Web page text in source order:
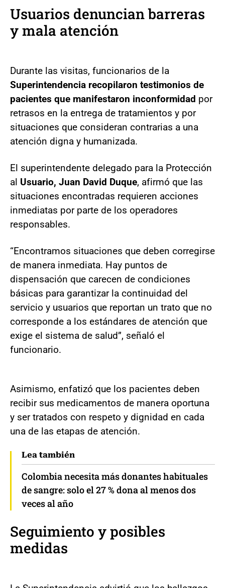
Usuarios denuncian barreras
y mala atención
Durante las visitas, funcionarios de la
Superintendencia recopilaron testimonios de
pacientes que manifestaron inconformidad por
retrasos en la entrega de tratamientos y por
situaciones que consideran contrarias a una
atención digna y humanizada.
El superintendente delegado para la Protección
al Usuario, Juan David Duque, afirmó que las
situaciones encontradas requieren acciones
inmediatas por parte de los operadores
responsables.
“Encontramos situaciones que deben corregirse
de manera inmediata. Hay puntos de
dispensación que carecen de condiciones
básicas para garantizar la continuidad del
servicio y usuarios que reportan un trato que no
corresponde a los estándares de atención que
exige el sistema de salud”, señaló el
funcionario.
Asimismo, enfatizó que los pacientes deben
recibir sus medicamentos de manera oportuna
y ser tratados con respeto y dignidad en cada
una de las etapas de atención.
Lea también
Colombia necesita más donantes habituales
de sangre: solo el 27 % dona al menos dos
veces al año
Seguimiento y posibles
medidas